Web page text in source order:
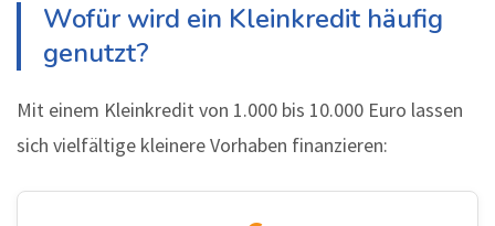
Wofür wird ein Kleinkredit häufig
genutzt?
Mit einem Kleinkredit von 1.000 bis 10.000 Euro lassen
sich vielfältige kleinere Vorhaben finanzieren: